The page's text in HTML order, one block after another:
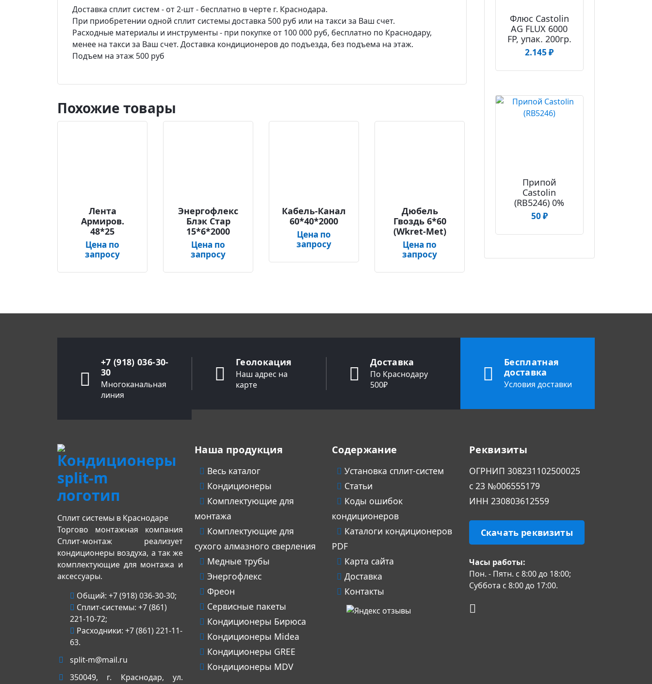
Доставка сплит систем - от 2-шт - бесплатно в черте г. Краснодара.
При приобретении одной сплит системы доставка 500 руб или на такси за Ваш счет.
Расходные материалы и инструменты - при покупке от 100 000 руб, бесплатно по Краснодару,
менее на такси за Ваш счет. Доставка кондиционеров до подъезда, без подъема на этаж.
Подъем на этаж 500 руб
Похожие товары
Лента
Армиров.
48*25
Цена по
запросу
Энергофлекс
Блэк Стар
15*6*2000
Цена по
запросу
Кабель-Канал
60*40*2000
Цена по
запросу
Дюбель
Гвоздь 6*60
(Wkret-Met)
Цена по
запросу
Флюс Castolin
AG FLUX 6000
FP, упак. 200гр.
2.145₽
Припой
Сastolin
(RB5246) 0%
50₽
+7 (918) 036-30-
30
Многоканальная
линия
Геолокация
Наш адрес на
карте
Доставка
По Краснодару
500₽
Бесплатная
доставка
Условия доставки
Сплит системы в Краснодаре
Торгово монтажная компания
Сплит-монтаж реализует
кондиционеры воздуха, а так же
комплектующие для монтажа и
аксессуары.
Общий: +7 (918) 036-30-30;
Сплит-системы: +7 (861)
221-10-72;
Расходники: +7 (861) 221-11-
63.
split-m@mail.ru
350049, г. Краснодар, ул.
Наша продукция
Весь каталог
Кондиционеры
Комплектующие для
монтажа
Комплектующие для
сухого алмазного сверления
Медные трубы
Энергофлекс
Фреон
Сервисные пакеты
Кондиционеры Бирюса
Кондиционеры Midea
Кондиционеры GREE
Кондиционеры MDV
Содержание
Установка сплит-систем
Статьи
Коды ошибок
кондиционеров
Каталоги кондиционеров
PDF
Карта сайта
Доставка
Контакты
Реквизиты
ОГРHИП 308231102500025
с 23 №006555179
ИНН 230803612559
Скачать реквизиты
Часы работы:
Пон. - Пятн. с 8:00 до 18:00;
Суббота с 8:00 до 17:00.